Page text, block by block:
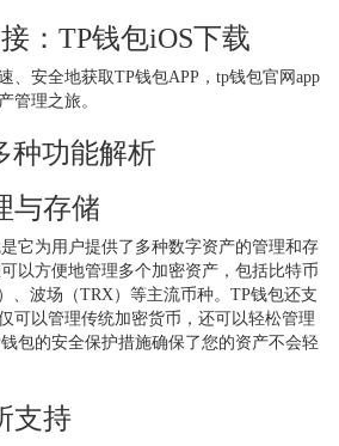
：TP钱包iOS下载
、安全地获取TP钱包APP， tp钱包官网app
管理之旅。
种功能解析
与存储
它为用户提供了多种数字资产的管理和存
以方便地管理多个加密资产，包括比特币
、波场（TRX）等主流币种。TP钱包还支
可以管理传统加密货币，还可以轻松管理
包的安全保护措施确保了您的资产不会轻
支持